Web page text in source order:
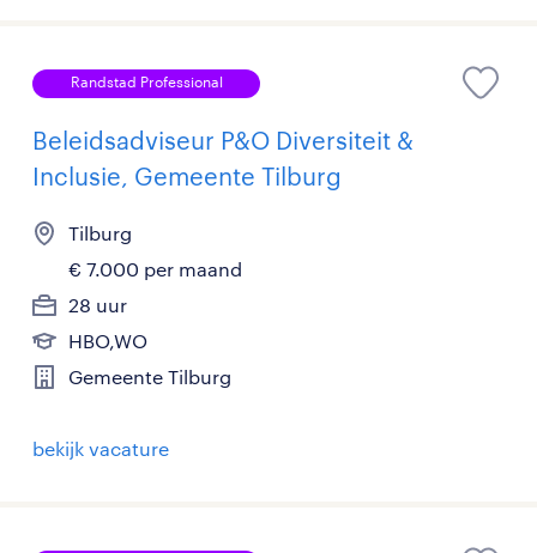
Randstad Professional
Beleidsadviseur P&O Diversiteit &
Inclusie, Gemeente Tilburg
Tilburg
€ 7.000 per maand
28 uur
HBO,WO
Gemeente Tilburg
bekijk vacature